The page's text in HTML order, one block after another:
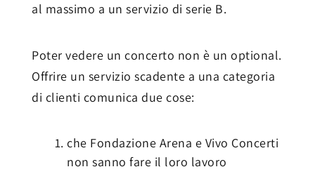
al massimo a un servizio di serie B.
Poter vedere un concerto non è un optional.
Offrire un servizio scadente a una categoria
di clienti comunica due cose:
che Fondazione Arena e Vivo Concerti
non sanno fare il loro lavoro